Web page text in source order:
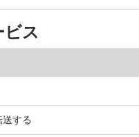
ス
する